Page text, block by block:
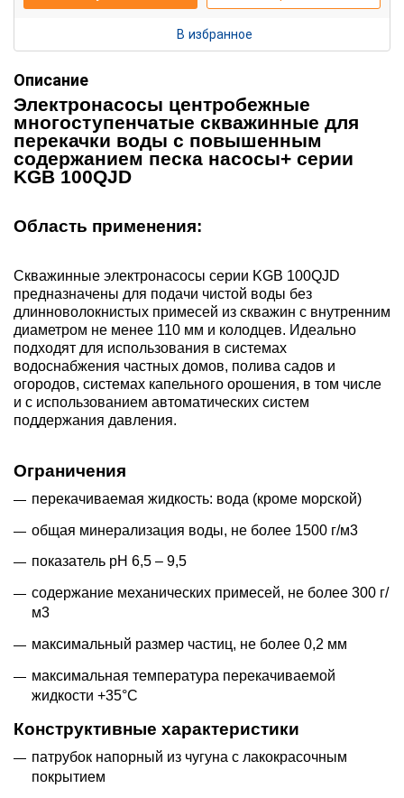
В избранное
Описание
Электронасосы центробежные
многоступенчатые скважинные для
перекачки воды с повышенным
содержанием песка насосы+ серии
KGB 100QJD
Область применения:
Скважинные электронасосы серии KGB 100QJD
предназначены для подачи чистой воды без
длинноволокнистых примесей из скважин с внутренним
диаметром не менее 110 мм и колодцев. Идеально
подходят для использования в системах
водоснабжения частных домов, полива садов и
огородов, системах капельного орошения, в том числе
и с использованием автоматических систем
поддержания давления.
Ограничения
перекачиваемая жидкость: вода (кроме морской)
общая минерализация воды, не более 1500 г/м3
показатель рН 6,5 – 9,5
содержание механических примесей, не более 300 г/
м3
максимальный размер частиц, не более 0,2 мм
максимальная температура перекачиваемой
жидкости +35°С
Конструктивные характеристики
патрубок напорный из чугуна с лакокрасочным
покрытием